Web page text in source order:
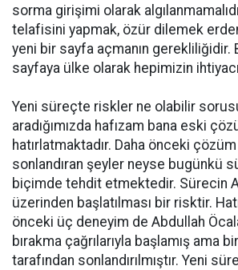
sorma girişimi olarak
telafisini yapmak, özür dilemek
yeni bir sayfa açmanın gerekliliğidir.
sayfaya ülke olarak hepimizin
Yeni süreçte riskler ne olabilir
aradığımızda hafızam bana eski
hatırlatmaktadır. Daha önceki
sonlandıran şeyler neyse bugünkü
biçimde tehdit etmektedir. Sürecin
üzerinden başlatılması bir risktir.
önceki üç deneyim de Abdullah
bırakma çağrılarıyla başlamış ama
tarafından sonlandırılmıştır. Yeni